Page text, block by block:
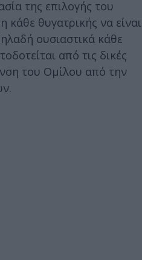
της επιλογής του
θυγατρικής να είναι
ουσιαστικά κάθε
από τις δικές
του Ομίλου από την